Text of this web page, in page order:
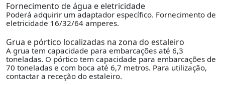
Fornecimento de água e eletricidade
Poderá adquirir um adaptador específico. Fornecimento de
eletricidade 16/32/64 amperes.
Grua e pórtico localizadas na zona do estaleiro
A grua tem capacidade para embarcações até 6,3
toneladas. O pórtico tem capacidade para embarcações de
70 toneladas e com boca até 6,7 metros. Para utilização,
contactar a receção do estaleiro.